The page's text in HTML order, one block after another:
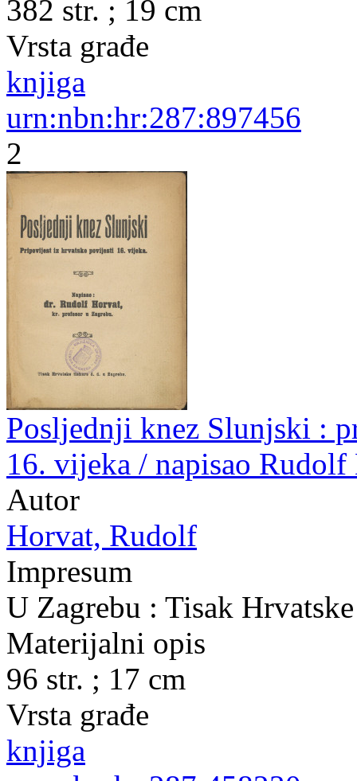
382 str. ; 19 cm
Vrsta građe
knjiga
urn:nbn:hr:287:897456
2
Posljednji knez Slunjski :
16. vijeka / napisao Rudolf
Autor
Horvat, Rudolf
Impresum
U Zagrebu : Tisak
Materijalni opis
96 str. ; 17 cm
Vrsta građe
knjiga